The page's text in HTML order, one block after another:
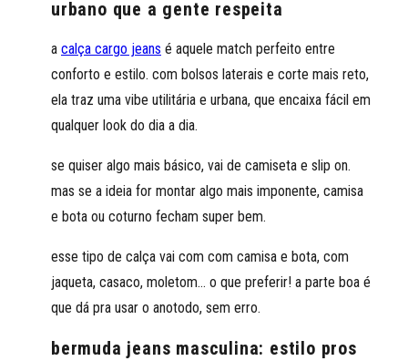
urbano que a gente respeita
a calça cargo jeans é aquele match perfeito entre
conforto e estilo. com bolsos laterais e corte mais reto,
ela traz uma vibe utilitária e urbana, que encaixa fácil em
qualquer look do dia a dia.
se quiser algo mais básico, vai de camiseta e slip on.
mas se a ideia for montar algo mais imponente, camisa
e bota ou coturno fecham super bem.
esse tipo de calça vai com com camisa e bota, com
jaqueta, casaco, moletom… o que preferir! a parte boa é
que dá pra usar o anotodo, sem erro.
bermuda jeans masculina: estilo pros